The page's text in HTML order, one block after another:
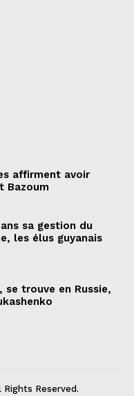
affirment avoir
Bazoum
sa gestion du
les élus guyanais
se trouve en Russie,
Reserved.